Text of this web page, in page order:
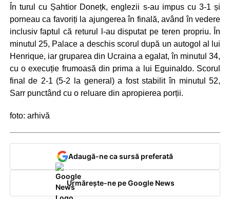
În turul cu Șahtior Donețk, englezii s-au impus cu 3-1 și
porneau ca favoriți la ajungerea în finală, având în vedere
inclusiv faptul că returul l-au disputat pe teren propriu. În
minutul 25, Palace a deschis scorul după un autogol al lui
Henrique, iar gruparea din Ucraina a egalat, în minutul 34,
cu o execuție frumoasă din prima a lui Eguinaldo. Scorul
final de 2-1 (5-2 la general) a fost stabilit în minutul 52,
Sarr punctând cu o reluare din apropierea porții.
foto: arhivă
Adaugă-ne ca sursă preferată
Urmărește-ne pe Google News